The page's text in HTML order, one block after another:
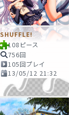
SHUFFLE!
108ピース
756回
105回プレイ
13/05/12 21:32